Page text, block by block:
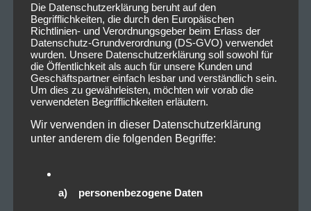
2022_11_07_SticktoyourGuns_L
öwensaalNürnberg_Livesound-
13
Die Datenschutzerklärung beruht auf den
Begrifflichkeiten, die durch den Europäischen
Richtlinien- und Verordnungsgeber beim Erlass der
Datenschutz-Grundverordnung (DS-GVO) verwendet
wurden. Unsere Datenschutzerklärung soll sowohl für
die Öffentlichkeit als auch für unsere Kunden und
Geschäftspartner einfach lesbar und verständlich sein.
Um dies zu gewährleisten, möchten wir vorab die
verwendeten Begrifflichkeiten erläutern.
Wir verwenden in dieser Datenschutzerklärung
unter anderem die folgenden Begriffe:
a) personenbezogene Daten